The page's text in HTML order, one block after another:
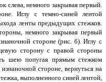
слева, немного закрывая первый.
Иглу с темно-синей лентой
ленты предыдущих стежков.
немного закрывая первый
стороне (рис. б). Иглу с
сторону с правой стороны
шею попугая прямым стежком
стороне, вернуться на
выполненного синей лентой,